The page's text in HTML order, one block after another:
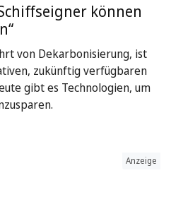
können
von Dekarbonisierung, ist
zukünftig verfügbaren
gibt es Technologien, um
Anzeige